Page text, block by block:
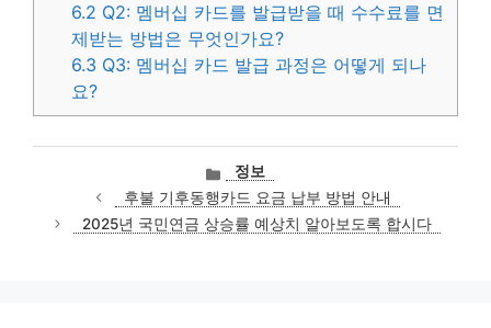
6.2 Q2: 멤버십 카드를 발급받을 때 수수료를 면
제받는 방법은 무엇인가요?
6.3 Q3: 멤버십 카드 발급 과정은 어떻게 되나
요?
카
테
고
리
정보
후불 기후동행카드 요금 납부 방법 안내
2025년 국민연금 상승률 예상치 알아보도록 합시다